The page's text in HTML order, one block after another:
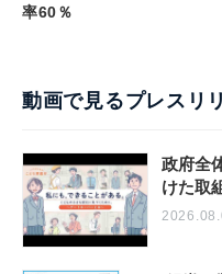
率60％
動画で見るプレスリ
政府全
けた取